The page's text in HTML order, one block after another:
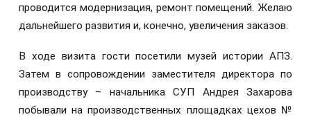
проводится модернизация, ремонт помещений. Желаю
дальнейшего развития и, конечно, увеличения заказов.
В ходе визита гости посетили музей истории АПЗ.
Затем в сопровождении заместителя директора по
производству – начальника СУП Андрея Захарова
побывали на производственных площадках цехов №